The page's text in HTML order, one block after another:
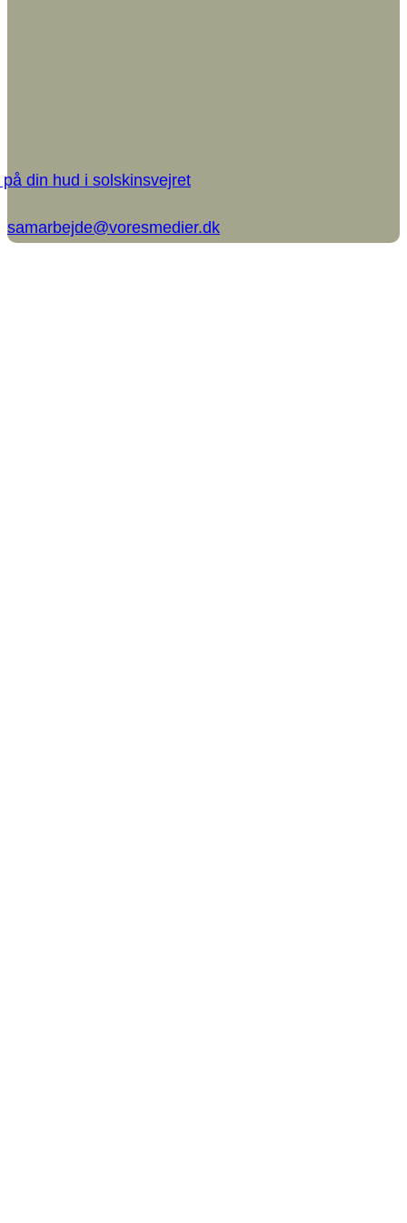
din hud i solskinsvejret
samarbejde@voresmedier.dk